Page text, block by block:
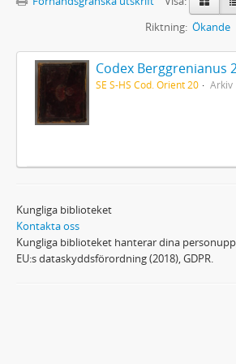
Riktning: Ökande
SE S-HS Cod. Orient 20 Arkiv
Kungliga biblioteket
Kontakta oss
Kungliga biblioteket hanterar dina
EU:s dataskyddsförordning (2018), GDPR.